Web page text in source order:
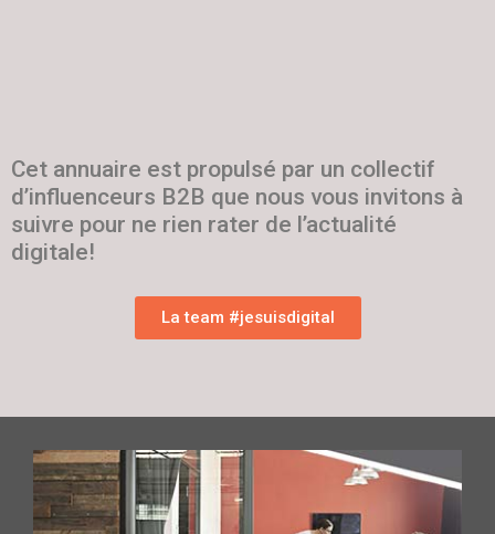
Cet annuaire est propulsé par un collectif
d’influenceurs B2B que nous vous invitons à
suivre pour ne rien rater de l’actualité
digitale!
La team #jesuisdigital